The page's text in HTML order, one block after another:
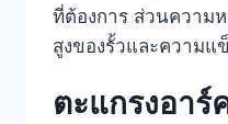
ที่ต้องการ ส่วนความ
สูงของรั้วและความแ
ตะแกรงอาร์